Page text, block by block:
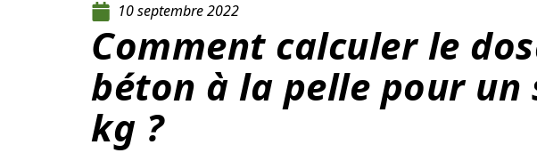
10 septembre 2022
Comment calculer le
béton à la pelle pour un
kg ?